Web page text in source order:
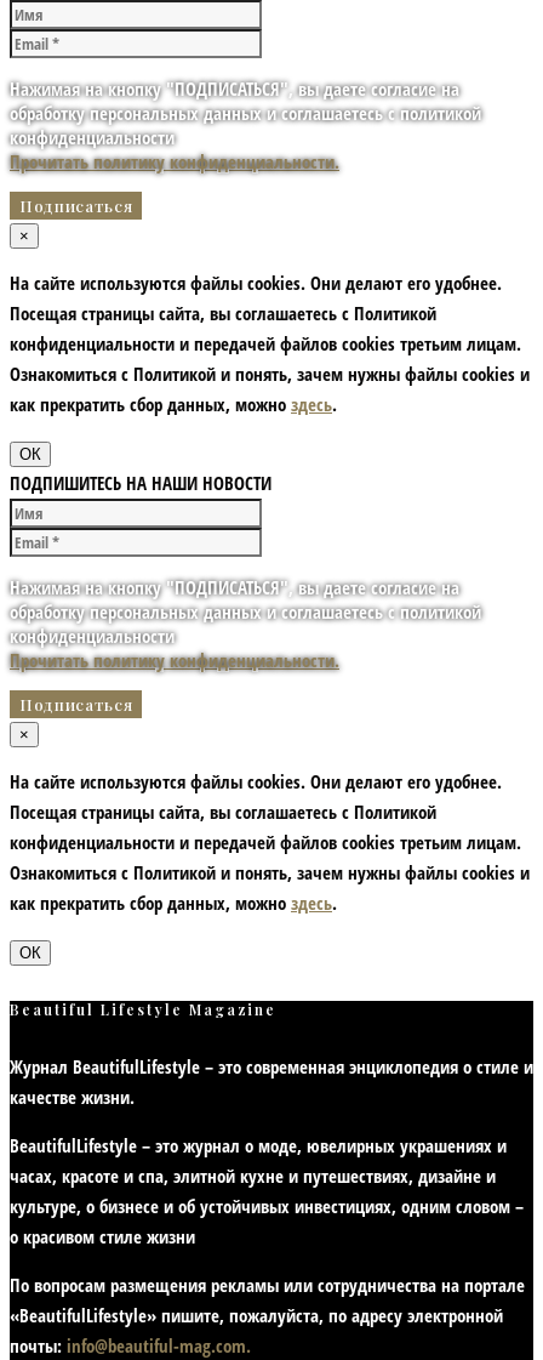
Нажимая на кнопку "ПОДПИСАТЬСЯ", вы даете согласие на
обработку персональных данных и соглашаетесь с политикой
конфиденциальности
Прочитать политику конфиденциальности.
×
На сайте используются файлы cookies. Они делают его удобнее.
Посещая страницы сайта, вы соглашаетесь с Политикой
конфиденциальности и передачей файлов cookies третьим лицам.
Ознакомиться с Политикой и понять, зачем нужны файлы сookies и
как прекратить сбор данных, можно здесь.
ОК
ПОДПИШИТЕСЬ НА НАШИ НОВОСТИ
Нажимая на кнопку "ПОДПИСАТЬСЯ", вы даете согласие на
обработку персональных данных и соглашаетесь с политикой
конфиденциальности
Прочитать политику конфиденциальности.
×
На сайте используются файлы cookies. Они делают его удобнее.
Посещая страницы сайта, вы соглашаетесь с Политикой
конфиденциальности и передачей файлов cookies третьим лицам.
Ознакомиться с Политикой и понять, зачем нужны файлы сookies и
как прекратить сбор данных, можно здесь.
ОК
Beautiful Lifestyle Magazine
Журнал BeautifulLifestyle – это современная энциклопедия о стиле и
качестве жизни.
BeautifulLifestyle – это журнал о моде, ювелирных украшениях и
часах, красоте и спа, элитной кухне и путешествиях, дизайне и
культуре, о бизнесе и об устойчивых инвестициях, одним словом –
о красивом стиле жизни
По вопросам размещения рекламы или сотрудничества на портале
«BeautifulLifestyle» пишите, пожалуйста, по адресу электронной
почты: info@beautiful-mag.com.